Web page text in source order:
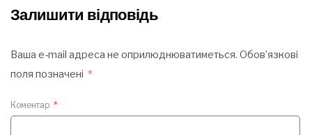
Залишити відповідь
Ваша e-mail адреса не оприлюднюватиметься. Обов’язкові
поля позначені *
Коментар *